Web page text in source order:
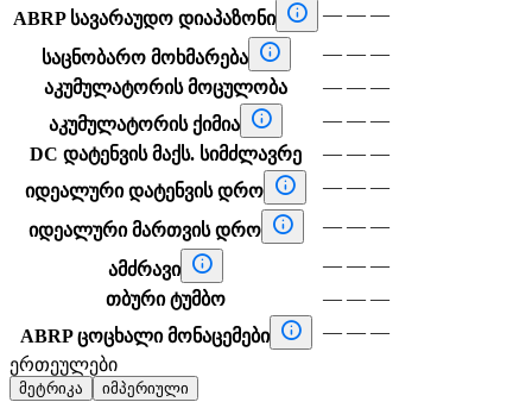
ABRP სავარაუდო დიაპაზონი  — — —
საცნობარო მოხმარება  — — —
აკუმულატორის მოცულობა
— — —
აკუმულატორის ქიმია  — — —
DC დატენვის მაქს. სიმძლავრე
— — —
იდეალური დატენვის დრო  — — —
იდეალური მართვის დრო  — — —
ამძრავი  — — —
თბური ტუმბო
— — —
ABRP ცოცხალი მონაცემები
 — — —
ერთეულები
მეტრიკა იმპერიული